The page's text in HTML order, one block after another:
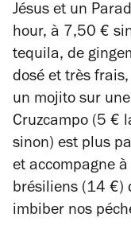
Jésus et un
hour, à 7,50 €
tequila, de
dosé et très
un mojito sur
Cruzcampo (5 €
sinon) est plus
et accompagne
brésiliens (14 €)
imbiber nos